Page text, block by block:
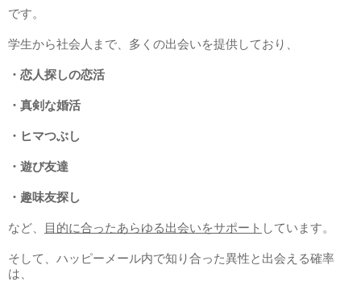
です。
学生から社会人まで、多くの出会いを提供しており、
・恋人探しの恋活
・真剣な婚活
・ヒマつぶし
・遊び友達
・趣味友探し
など、 目的に合ったあらゆる出会いをサポート しています。
そして、ハッピーメール内で知り合った異性と出会える確率
は、